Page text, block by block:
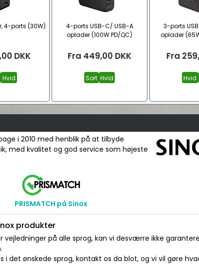
4-ports (30W)
DKK
Hvid
4-ports USB-C/ USB-A
oplader (100W PD/QC)
Fra 449,00 DKK
Sort Hvid
3-ports
oplader
Fra
Hvid
i 2010 med henblik på at tilbyde
med kvalitet og god service som højeste
PRISMATCH på Sinox
produkter
på alle sprog, kan vi desværre ikke
det ønskede sprog, kontakt os da blot, og vi vil gøre